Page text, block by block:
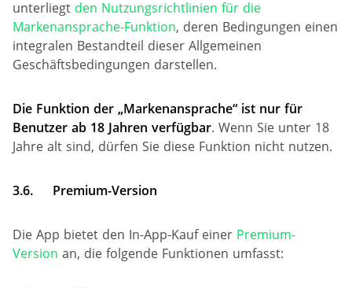
unterliegt den Nutzungsrichtlinien für die
Markenansprache-Funktion, deren Bedingungen einen
integralen Bestandteil dieser Allgemeinen
Geschäftsbedingungen darstellen.
Die Funktion der „Markenansprache“ ist nur für
Benutzer ab 18 Jahren verfügbar. Wenn Sie unter 18
Jahre alt sind, dürfen Sie diese Funktion nicht nutzen.
3.6. Premium-Version
Die App bietet den In-App-Kauf einer Premium-
Version an, die folgende Funktionen umfasst: